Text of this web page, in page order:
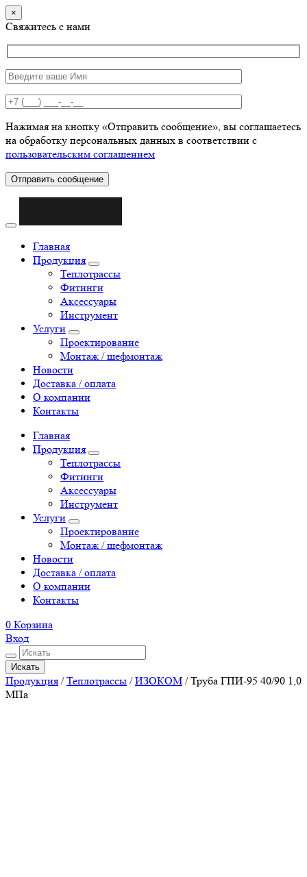
×
Свяжитесь с нами
Нажимая на кнопку «Отправить сообщение», вы соглашаетесь
на обработку персональных данных в соответствии с
пользовательским соглашением
Отправить сообщение
Главная
Продукция
Теплотрассы
Фитинги
Аксессуары
Инструмент
Услуги
Проектирование
Монтаж / шефмонтаж
Новости
Доставка / оплата
О компании
Контакты
Главная
Продукция
Теплотрассы
Фитинги
Аксессуары
Инструмент
Услуги
Проектирование
Монтаж / шефмонтаж
Новости
Доставка / оплата
О компании
Контакты
0 Корзина
Вход
Искать
Продукция /Теплотрассы /ИЗОКОМ /Труба ГПИ-95 40/90 1,0
МПа